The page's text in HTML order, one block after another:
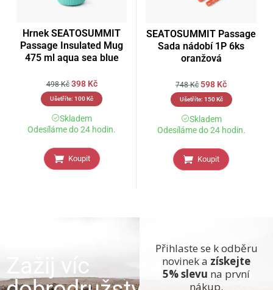
Hrnek SEATOSUMMIT
Passage Insulated Mug
475 ml aqua sea blue
498Kč 398 Kč
Ušetříte: 100Kč
Skladem
Odesíláme do 24 hodin.
Koupit
SEATOSUMMIT Passage
Sada nádobí 1P 6ks
oranžová
748Kč 598 Kč
Ušetříte: 150Kč
Skladem
Odesíláme do 24 hodin.
Koupit
Zažij víc
Přihlaste se k odběru
novinek a získejte
5% slevu na první
nákup.